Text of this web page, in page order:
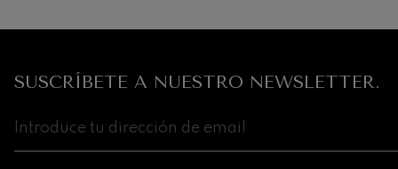
SUSCRÍBETE A NUESTRO NEWSLETTER.
Wolfgang